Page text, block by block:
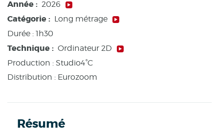
Année : 2026
Catégorie : Long métrage
Durée : 1h30
Technique : Ordinateur 2D
Production : Studio4°C
Distribution : Eurozoom
Résumé